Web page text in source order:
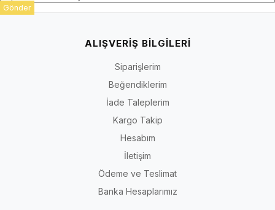
Gönder
ALIŞVERİŞ BİLGİLERİ
Siparişlerim
Beğendiklerim
İade Taleplerim
Kargo Takip
Hesabım
İletişim
Ödeme ve Teslimat
Banka Hesaplarımız